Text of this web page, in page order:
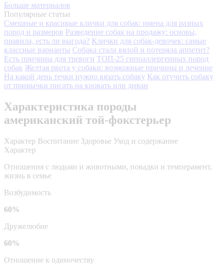
Больше материалов
Популярные статьи
Смешные и красивые клички для собак: имена для разных
пород и размеров Разведение собак на продажу: основы,
правила, есть ли выгода? Клички для собак-девочек: самые
классные варианты Собака стала вялой и потеряла аппетит?
Есть причины для тревоги ТОП-25 гипоаллергенных пород
собак Желтая рвота у собаки: возможные причины и лечение
На какой день течки нужно вязать собаку Как отучить собаку
от привычки писать на кровать или диван
Характеристика породы
американский той-фокстерьер
Характер Воспитание Здоровье Уход и содержание
Характер
Отношения с людьми и животными, повадки и темперамент,
жизнь в семье
Возбудимость
60%
Дружелюбие
60%
Отношение к одиночеству